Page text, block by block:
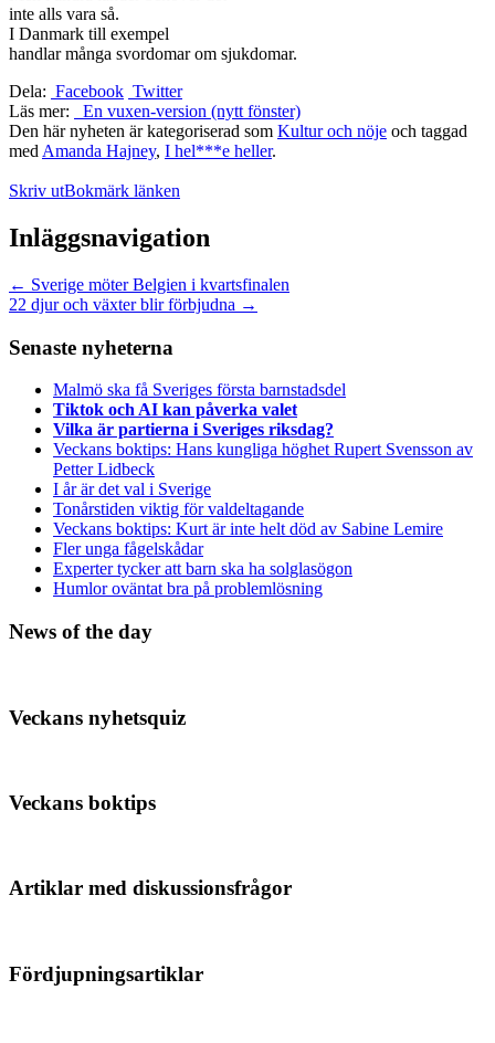
inte alls vara så.
I Danmark till exempel
handlar många svordomar om sjukdomar.
Dela: Facebook Twitter
Läs mer:
En vuxen-version (nytt fönster)
Den här nyheten är kategoriserad som Kultur och nöje och taggad
med Amanda Hajney, I hel***e heller.
Skriv utBokmärk länken
Inläggsnavigation
← Sverige möter Belgien i kvartsfinalen
22 djur och växter blir förbjudna →
Senaste nyheterna
Malmö ska få Sveriges första barnstadsdel
Tiktok och AI kan påverka valet
Vilka är partierna i Sveriges riksdag?
Veckans boktips: Hans kungliga höghet Rupert Svensson av
Petter Lidbeck
I år är det val i Sverige
Tonårstiden viktig för valdeltagande
Veckans boktips: Kurt är inte helt död av Sabine Lemire
Fler unga fågelskådar
Experter tycker att barn ska ha solglasögon
Humlor oväntat bra på problemlösning
News of the day
Veckans nyhetsquiz
Veckans boktips
Artiklar med diskussionsfrågor
Fördjupningsartiklar